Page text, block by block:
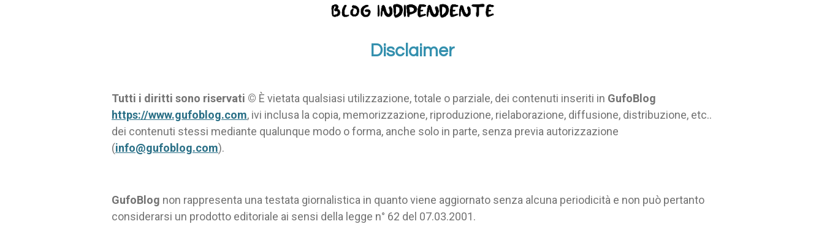
Disclaimer
Tutti i diritti sono riservati © È vietata qualsiasi utilizzazione, totale o parziale, dei contenuti inseriti in GufoBlog
https://www.gufoblog.com, ivi inclusa la copia, memorizzazione, riproduzione, rielaborazione, diffusione, distribuzione, etc..
dei contenuti stessi mediante qualunque modo o forma, anche solo in parte, senza previa autorizzazione
(info@gufoblog.com).
GufoBlog non rappresenta una testata giornalistica in quanto viene aggiornato senza alcuna periodicità e non può pertanto
considerarsi un prodotto editoriale ai sensi della legge n° 62 del 07.03.2001.